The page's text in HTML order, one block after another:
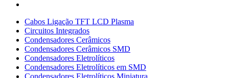
Cabos Ligação TFT LCD Plasma
Circuitos Integrados
Condensadores Cerâmicos
Condensadores Cerâmicos SMD
Condensadores Eletrolíticos
Condensadores Eletrolíticos em SMD
Condensadores Eletrolíticos Miniatura